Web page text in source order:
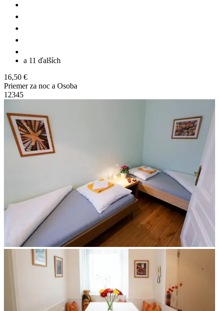
a 11 ďalších
16,50 €
Priemer za noc a Osoba
1 2345